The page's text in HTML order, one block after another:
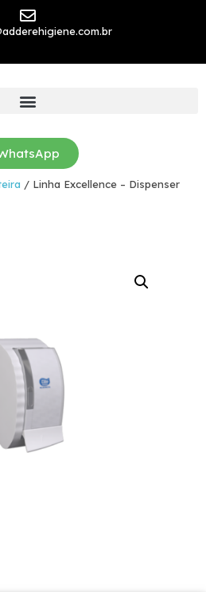
/ Linha Excellence – Dispenser